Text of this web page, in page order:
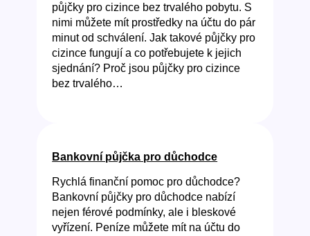
půjčky pro cizince bez trvalého pobytu. S
nimi můžete mít prostředky na účtu do pár
minut od schválení. Jak takové půjčky pro
cizince fungují a co potřebujete k jejich
sjednání? Proč jsou půjčky pro cizince
bez trvalého…
Bankovní půjčka pro důchodce
Rychlá finanční pomoc pro důchodce?
Bankovní půjčky pro důchodce nabízí
nejen férové podmínky, ale i bleskové
vyřízení. Peníze můžete mít na účtu do